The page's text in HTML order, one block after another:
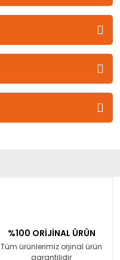
%100 ORİJİNAL ÜRÜN
Tüm ürünlerimiz orjinal ürün
garantilidir